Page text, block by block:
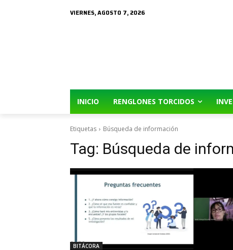
VIERNES, AGOSTO 7, 2026
INICIO RENGLONES TORCIDOS
Etiquetas Búsqueda de información
Tag: Búsqueda de
BITÁCORA